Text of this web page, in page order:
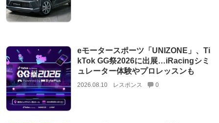
eモータースポーツ「UNIZONE」、Ti
kTok GG祭2026に出展…iRacingシミ
ュレーター体験やプロレッスンも
2026.08.10 レスポンス 0